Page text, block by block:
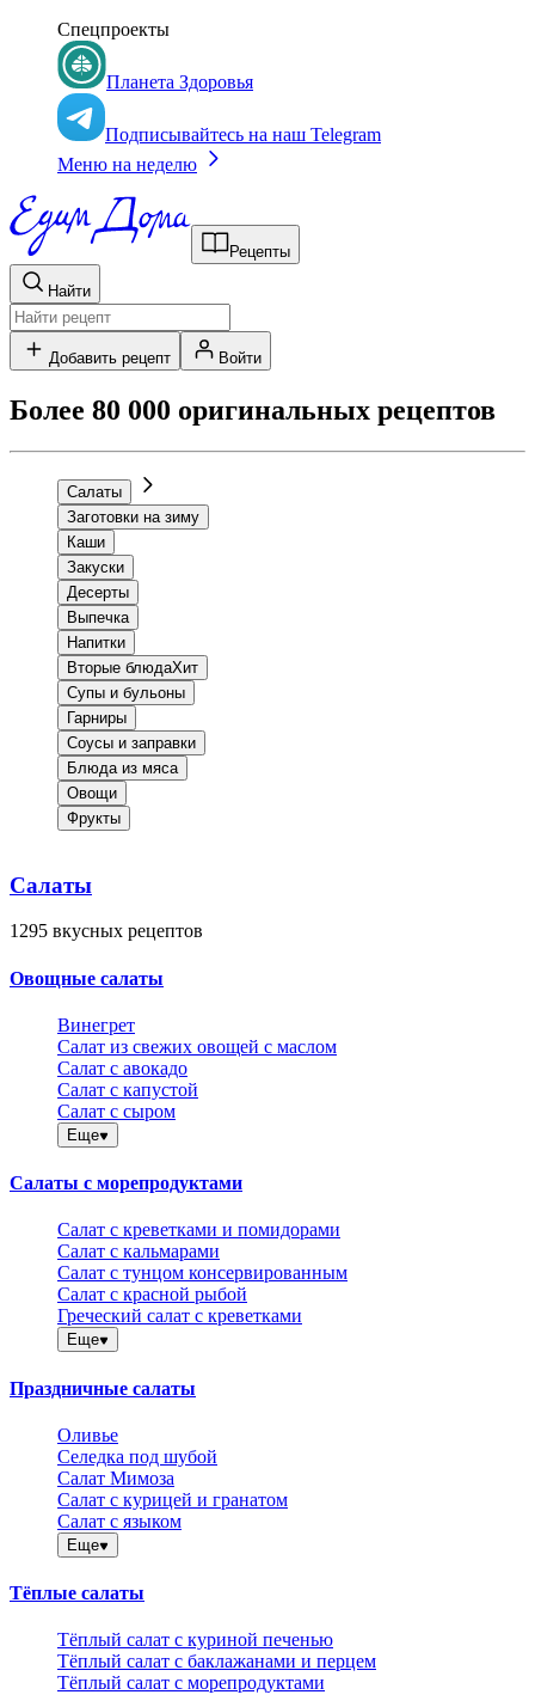
Спецпроекты
Планета Здоровья
Подписывайтесь на наш Telegram
Меню на неделю
Рецепты
Найти
Добавить рецепт Войти
Более 80 000 оригинальных рецептов
Салаты
Заготовки на зиму
Каши
Закуски
Десерты
Выпечка
Напитки
Вторые блюдаХит
Супы и бульоны
Гарниры
Соусы и заправки
Блюда из мяса
Овощи
Фрукты
Салаты
1295 вкусных рецептов
Овощные салаты
Винегрет
Салат из свежих овощей с маслом
Салат с авокадо
Салат с капустой
Салат с сыром
Еще
Салаты с морепродуктами
Салат с креветками и помидорами
Салат с кальмарами
Салат с тунцом консервированным
Салат с красной рыбой
Греческий салат с креветками
Еще
Праздничные салаты
Оливье
Селедка под шубой
Салат Мимоза
Салат с курицей и гранатом
Салат с языком
Еще
Тёплые салаты
Тёплый салат с куриной печенью
Тёплый салат с баклажанами и перцем
Тёплый салат с морепродуктами